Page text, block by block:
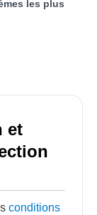
les plus
et
conditions